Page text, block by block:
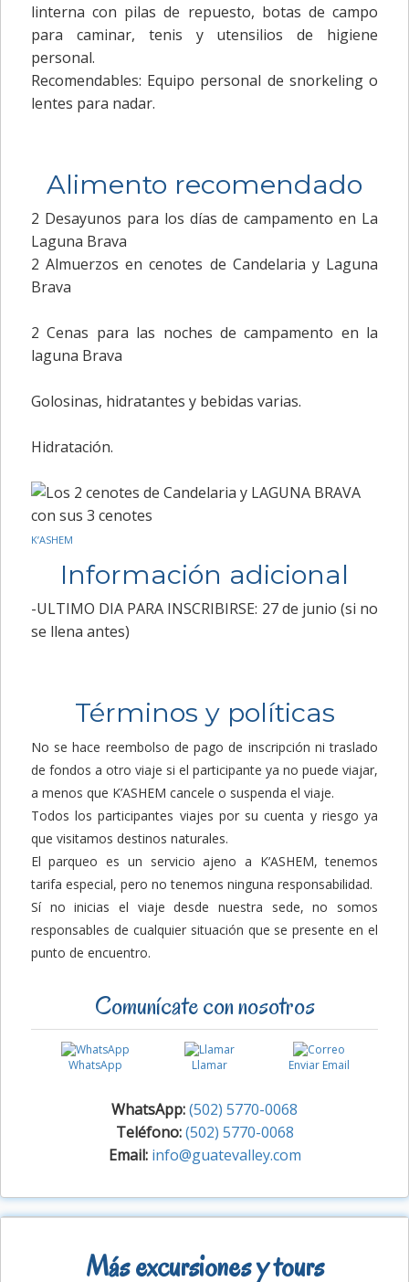
linterna con pilas de repuesto, botas de campo
para caminar, tenis y utensilios de higiene
personal.
Recomendables: Equipo personal de snorkeling o
lentes para nadar.
Alimento recomendado
2 Desayunos para los días de campamento en La
Laguna Brava
2 Almuerzos en cenotes de Candelaria y Laguna
Brava
2 Cenas para las noches de campamento en la
laguna Brava
Golosinas, hidratantes y bebidas varias.
Hidratación.
K’ASHEM
Información adicional
-ULTIMO DIA PARA INSCRIBIRSE: 27 de junio (si no
se llena antes)
Términos y políticas
No se hace reembolso de pago de inscripción ni traslado
de fondos a otro viaje si el participante ya no puede viajar,
a menos que K’ASHEM cancele o suspenda el viaje.
Todos los participantes viajes por su cuenta y riesgo ya
que visitamos destinos naturales.
El parqueo es un servicio ajeno a K’ASHEM, tenemos
tarifa especial, pero no tenemos ninguna responsabilidad.
Sí no inicias el viaje desde nuestra sede, no somos
responsables de cualquier situación que se presente en el
punto de encuentro.
Comunícate con nosotros
WhatsApp Llamar Enviar Email
WhatsApp:(502) 5770-0068
Teléfono: (502) 5770-0068
Email: info@guatevalley.com
Más excursiones y tours